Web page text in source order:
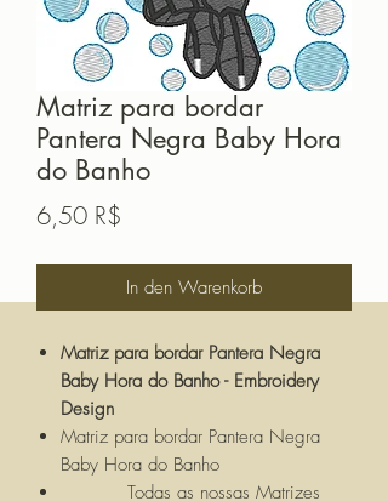
Matriz para bordar
Pantera Negra Baby Hora
do Banho
6,50 R$
In den Warenkorb
Matriz para bordar Pantera Negra
Baby Hora do Banho - Embroidery
Design
Matriz para bordar Pantera Negra
Baby Hora do Banho
Todas as nossas Matrizes